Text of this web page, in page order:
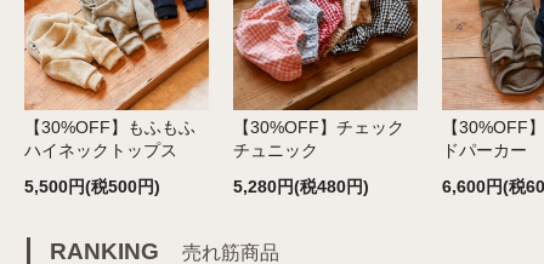
【30%OFF】もふもふ
ハイネックトップス
5,500円(税500円)
【30%OFF】チェック
チュニック
5,280円(税480円)
【30%OFF
ドパーカー
6,600円(税
RANKING 売れ筋商品